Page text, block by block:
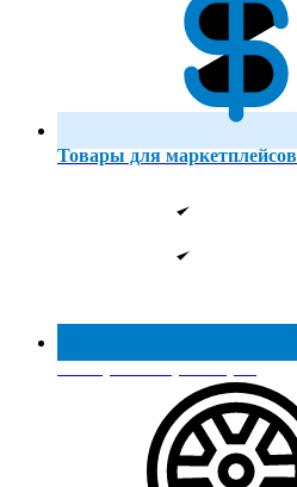
Товары для маркетплейсов
Реестр МинПромТорга